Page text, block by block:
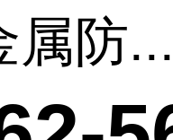
属防...